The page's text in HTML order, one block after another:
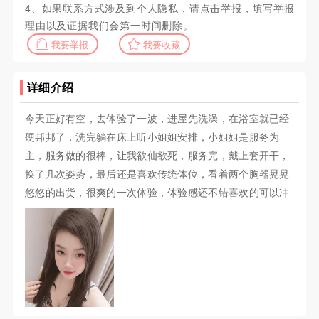
4、如果联系方式涉及到个人隐私，请点击举报，填写举报
理由以及证据我们会第一时间删除。
我要举报 我要收藏
详细介绍
今天正好有空，去体验了一波，进屋先洗澡，在浴室就已经
硬邦邦了，洗完躺在床上听小姐姐安排，小姐姐是服务为
主，服务做的很棒，让我欲仙欲死，服务完，戴上套开干，
换了几次姿势，最后还是喜欢传统体位，看着两个胸器晃晃
悠悠的出货，很爽的一次体验，体验感还不错喜欢的可以冲